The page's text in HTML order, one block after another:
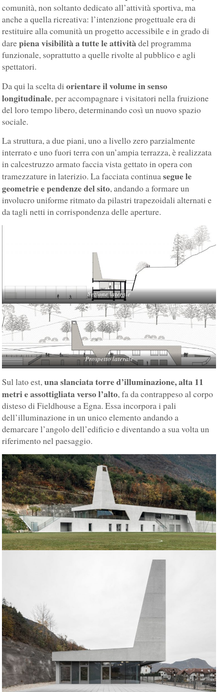
comunità, non soltanto dedicato all’attività sportiva, ma
anche a quella ricreativa: l’intenzione progettuale era di
restituire alla comunità un progetto accessibile e in grado di
darepiena visibilità a tutte le attivitàdel programma
funzionale, soprattutto a quelle rivolte al pubblico e agli
spettatori.
Da qui la scelta diorientare il volume in senso
longitudinale, per accompagnare i visitatori nella fruizione
del loro tempo libero, determinando così un nuovo spazio
sociale.
La struttura, a due piani, uno a livello zero parzialmente
interrato e uno fuori terra con un’ampia terrazza, è realizzata
in calcestruzzo armato faccia vista gettato in opera con
tramezzature in laterizio. La facciata continuasegue le
geometrie e pendenze del sito, andando a formare un
involucro uniforme ritmato da pilastri trapezoidali alternati e
da tagli netti in corrispondenza delle aperture.
Sezione laterale
Prospetto laterale
Sul lato est,una slanciata torre d’illuminazione, alta 11
metri e assottigliata verso l’alto, fa da contrappeso al corpo
disteso di Fieldhouse a Egna. Essa incorpora i pali
dell’illuminazione in un unico elemento andando a
demarcare l’angolo dell’edificio e diventando a sua volta un
riferimento nel paesaggio.